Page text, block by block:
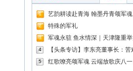
1 艺韵耕读赴青海 翰墨丹青颂军魂
2 特殊的军礼
3 军魂永驻 鱼水情深｜天津隆重
4 【头条专访】李东亮董事长：
5 红歌嘹亮颂军魂 云端放歌庆八